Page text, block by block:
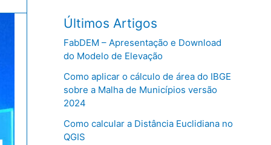
Últimos Artigos
FabDEM – Apresentação e Download
do Modelo de Elevação
Como aplicar o cálculo de área do IBGE
sobre a Malha de Municípios versão
2024
Como calcular a Distância Euclidiana no
QGIS